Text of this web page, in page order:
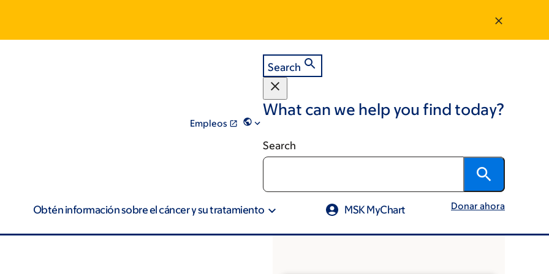
Empleos
Search
What can we help you find today?
Search
Obtén información sobre el cáncer y su tratamiento MSK MyChart Donar ahora